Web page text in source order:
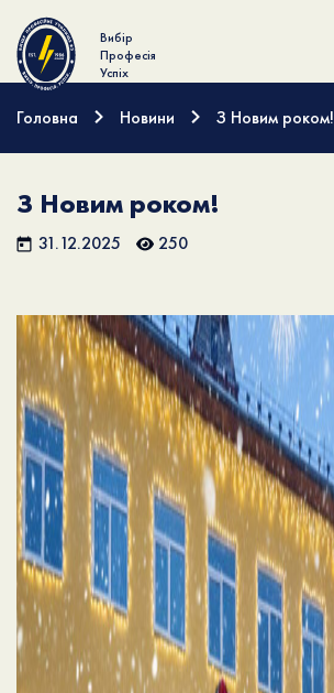
Вибір
Професія
Успіх
Головна Новини З Новим роком!
З Новим роком!
31.12.2025 250